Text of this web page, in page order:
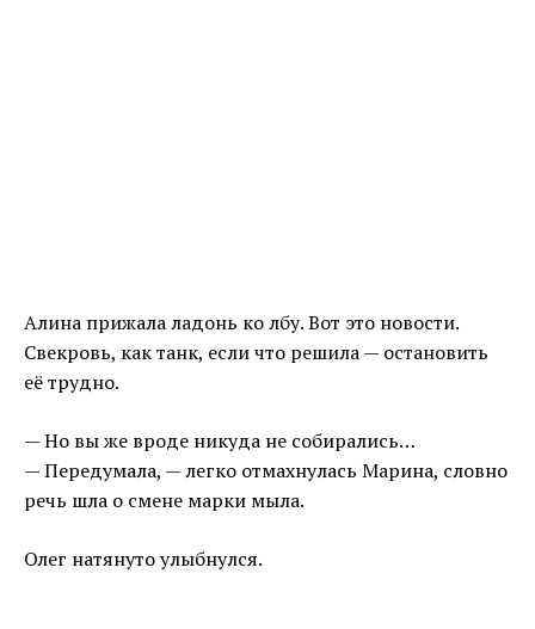
Алина прижала ладонь ко лбу. Вот это новости.
Свекровь, как танк, если что решила — остановить
её трудно.
— Но вы же вроде никуда не собирались…
— Передумала, — легко отмахнулась Марина, словно
речь шла о смене марки мыла.
Олег натянуто улыбнулся.